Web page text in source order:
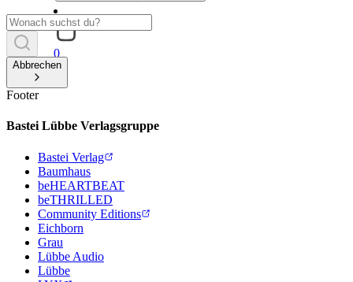
0
Abbrechen
Footer
Bastei Lübbe Verlagsgruppe
Bastei Verlag
Baumhaus
beHEARTBEAT
beTHRILLED
Community Editions
Eichborn
Grau
Lübbe Audio
Lübbe